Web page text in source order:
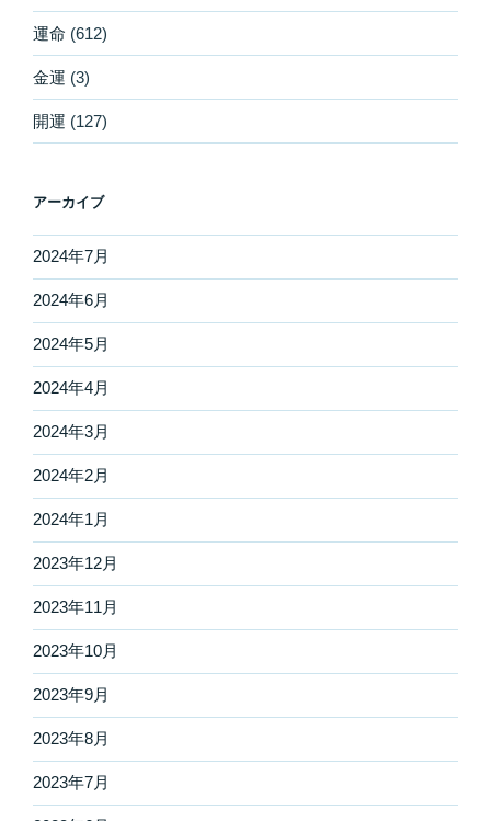
運命 (612)
金運 (3)
開運 (127)
アーカイブ
2024年7月
2024年6月
2024年5月
2024年4月
2024年3月
2024年2月
2024年1月
2023年12月
2023年11月
2023年10月
2023年9月
2023年8月
2023年7月